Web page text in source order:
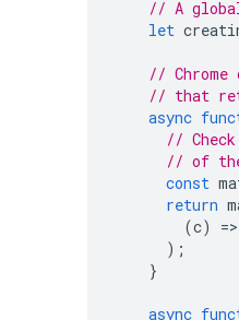
// A
let
//
// that
async
//
// of
const
return
(c) =>
);
}
async